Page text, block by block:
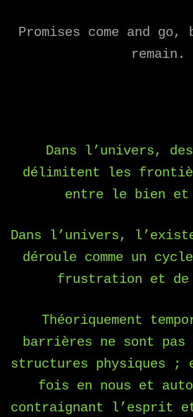
Promises come and
remain.
Dans l’univers,
délimitent les
entre le bien et
Dans l’univers,
déroule comme un
frustration et de
Théoriquement
barrières ne sont pas
structures physiques
fois en nous et
contraignant l’esprit